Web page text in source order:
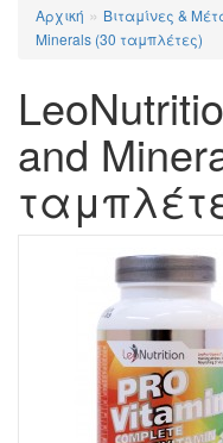
Αρχική » Βιταμίνες &
Minerals (30 ταμπλέτες)
and